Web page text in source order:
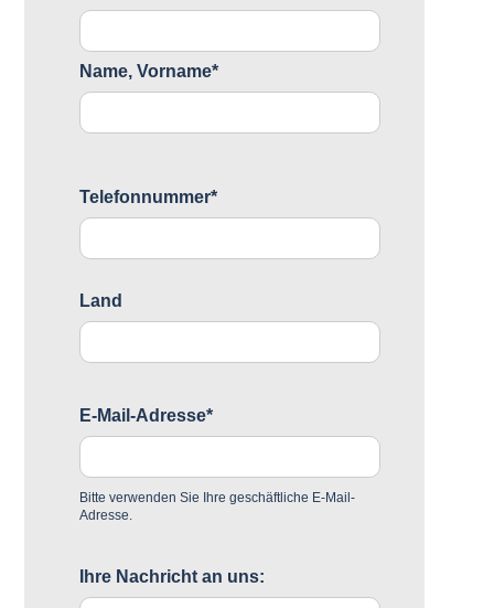
Name, Vorname*
Telefonnummer*
Land
E-Mail-Adresse*
Bitte verwenden Sie Ihre geschäftliche E-Mail-
Adresse.
Ihre Nachricht an uns: